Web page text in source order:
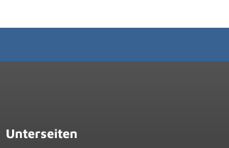
Unterseiten